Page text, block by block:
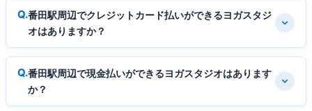
番田駅周辺でクレジットカード払いができるヨガスタジ
オはありますか？
番田駅周辺で現金払いができるヨガスタジオはあります
か？